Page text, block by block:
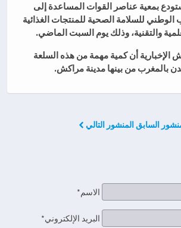
بمعية عناصر القوات المساعدة إلى
للسلامة الصحية للمنتجات الغذائية
والتقنية، وذلك يوم السبت الماضي.
الإخبارية أن كمية مهمة من هذه السلعة
بالمغرب من بينها مدينة مراكش.
السابق المنشور التالي
الاسم*
البريد الإلكتروني*